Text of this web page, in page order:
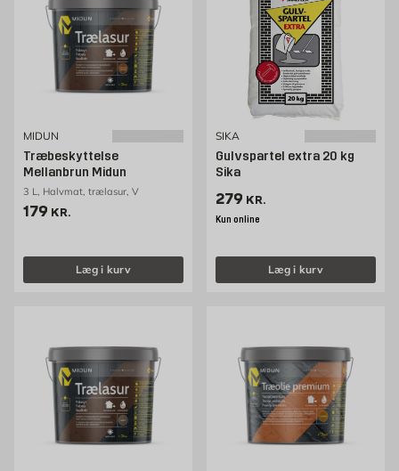
MIDUN
Træbeskyttelse
Mellanbrun Midun
3 L, Halvmat, trælasur, V
Pris 179 kr. /stk
179 KR.
Læg i kurv
SIKA
Gulvspartel extra 20 kg
Sika
Pris 279 kr. /stk
279 KR.
Kun online
Læg i kurv